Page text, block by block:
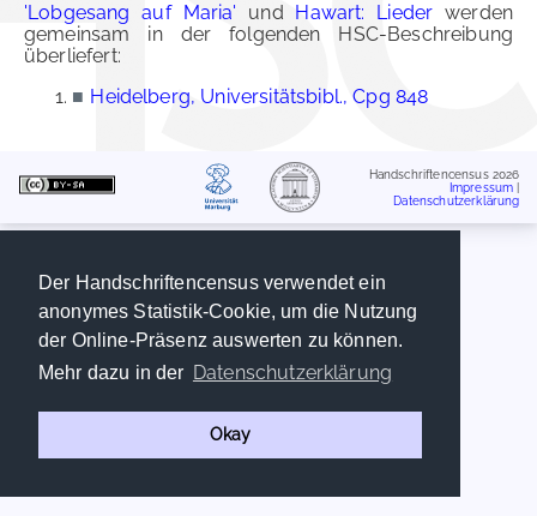
Der Handschriftencensus verwendet ein
anonymes Statistik-Cookie, um die Nutzung
der Online-Präsenz auswerten zu können.
Mehr dazu in der Datenschutzerklärung
Okay
'Lobgesang auf Maria' und Hawart: Lieder werden
gemeinsam in der folgenden HSC-Beschreibung
überliefert:
■ Heidelberg, Universitätsbibl., Cpg 848
Handschriftencensus 2026
Impressum
Datenschutzerklärung